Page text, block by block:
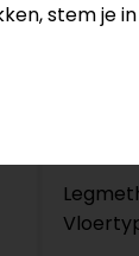
251
Serie:
stem je